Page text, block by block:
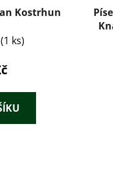
Kostrhun
(1 ks)